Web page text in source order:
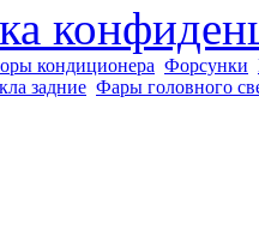
кондиционера Форсунки
задние Фары головного